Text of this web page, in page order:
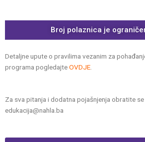
Broj polaznica je
Detaljne upute o pravilima vezanim za
programa pogledajteOVDJE
Za sva pitanja i dodatna pojašnjenja obratite se
edukacija@nahla.ba